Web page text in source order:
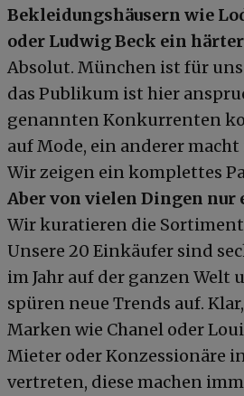
Bekleidungshäusern wie
oder Ludwig Beck ein
Absolut. München ist für
das Publikum ist hier
genannten Konkurrenten
auf Mode, ein anderer
Wir zeigen ein komplettes
Aber von vielen Dingen nur
Wir kuratieren die
Unsere 20 Einkäufer sind
im Jahr auf der ganzen Welt
spüren neue Trends auf.
Marken wie Chanel oder
Mieter oder Konzessionäre
vertreten, diese machen